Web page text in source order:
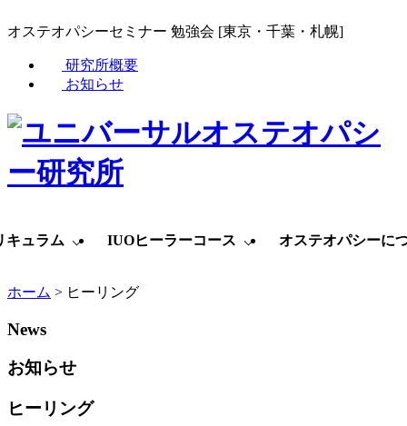
オステオパシーセミナー 勉強会 [東京・千葉・札幌]
研究所概要
お知らせ
キュラム IUOヒーラーコース オステオパシーに
ホーム > ヒーリング
News
お知らせ
ヒーリング